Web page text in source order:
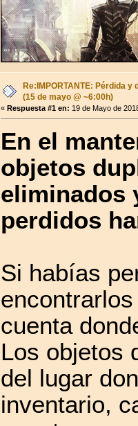
Re:IMPORTANTE: Pérdida y
(15 de mayo @ ~6:00h)
«Respuesta #1 en: 19 de Mayo de
En el
objetos
eliminados
perdidos
Si habías
cuenta
Los objetos
del lugar
inventario,